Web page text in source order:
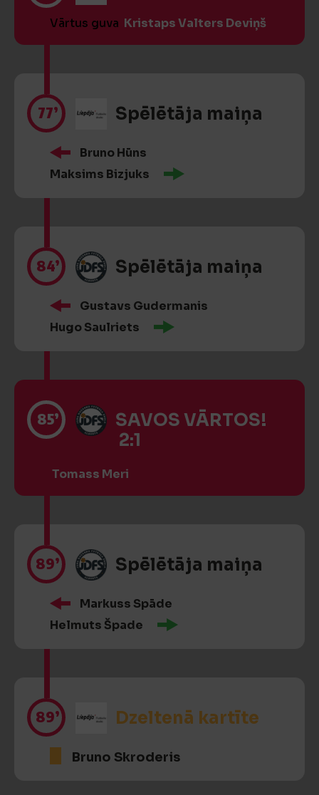
Vārtus guva Kristaps Valters Deviņš
77’ Spēlētāja maiņa
Bruno Hūns
Maksims Bizjuks
84’ Spēlētāja maiņa
Gustavs Gudermanis
Hugo Saulriets
85’
SAVOS VĀRTOS!
2:1
Tomass Meri
89’ Spēlētāja maiņa
Markuss Spāde
Helmuts Špade
89’ Dzeltenā kartīte
Bruno Skroderis